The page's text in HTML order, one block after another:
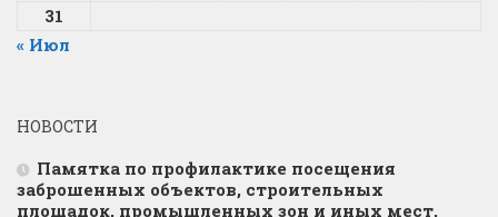
31
« Июл
НОВОСТИ
Памятка по профилактике посещения
заброшенных объектов, строительных
площадок, промышленных зон и иных мест,